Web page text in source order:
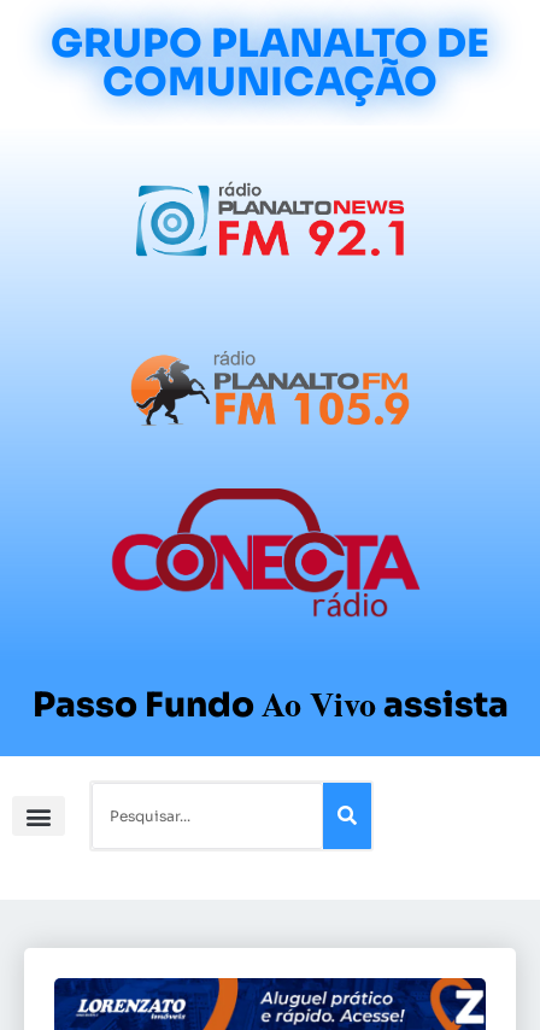
GRUPO PLANALTO DE
COMUNICAÇÃO
Passo FundoAo Vivoassista